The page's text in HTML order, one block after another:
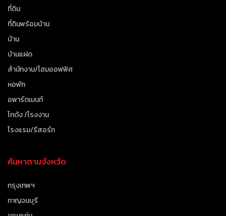
ที่ดิน
ที่ดินพร้อมบ้าน
บ้าน
บ้านแฝด
สำนักงาน/โฮมออฟฟิศ
หอพัก
อพาร์ตเมนท์
โกดัง /โรงงาน
โรงแรม/รีสอร์ท
ค้นหาตามจังหวัด
กรุงเทพฯ
กาญจนบุรี